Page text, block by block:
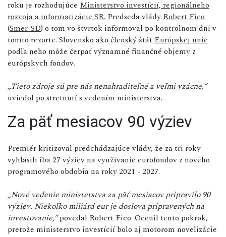
roku je rozhodujúce Ministerstvo investícií, regionálneho
rozvoja a informatizácie SR. Predseda vlády Robert Fico
(Smer-SD) o tom vo štvrtok informoval po kontrolnom dni v
tomto rezorte. Slovensko ako členský štát Európskej únie
podľa neho môže čerpať významné finančné objemy z
európskych fondov.
„Tieto zdroje sú pre nás nenahraditeľné a veľmi vzácne,“
uviedol po stretnutí s vedením ministerstva.
Za päť mesiacov 90 výziev
Premiér kritizoval predchádzajúce vlády, že za tri roky
vyhlásili iba 27 výziev na využívanie eurofondov z nového
programového obdobia na roky 2021 - 2027.
„Nové vedenie ministerstva za päť mesiacov pripravilo 90
výziev. Niekoľko miliárd eur je doslova pripravených na
investovanie,“povedal Robert Fico. Ocenil tento pokrok,
pretože ministerstvo investícií bolo aj motorom novelizácie